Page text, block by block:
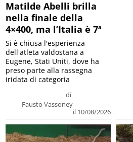
Matilde Abelli brilla
nella finale della
4×400, ma l’Italia è 7ª
di
Fausto Vassoney
il 10/08/2026
Si è chiusa l'esperienza
dell'atleta valdostana a
Eugene, Stati Uniti, dove ha
preso parte alla rassegna
iridata di categoria